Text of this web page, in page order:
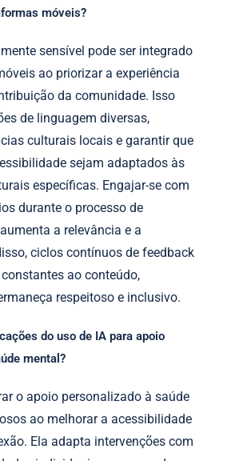
móveis?
sensível pode ser integrado
ao priorizar a experiência
da comunidade. Isso
de linguagem diversas,
culturais locais e garantir que
sejam adaptados às
específicas. Engajar-se com
durante o processo de
a relevância e a
ciclos contínuos de feedback
ao conteúdo,
respeitoso e inclusivo.
do uso de IA para apoio
mental?
o apoio personalizado à saúde
ao melhorar a acessibilidade
Ela adapta intervenções com